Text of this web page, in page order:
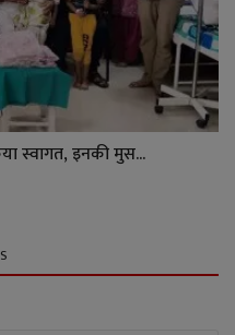
स्वागत, इनकी मुस...